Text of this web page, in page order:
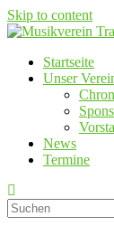
Skip to content
Musikverein
Startseite
Unser
News
Termine